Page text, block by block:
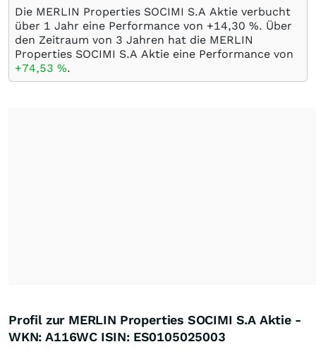
Die MERLIN Properties SOCIMI S.A Aktie verbucht
über 1 Jahr eine Performance von +14,30 %. Über
den Zeitraum von 3 Jahren hat die MERLIN
Properties SOCIMI S.A Aktie eine Performance von
+74,53 %.
Profil zur MERLIN Properties SOCIMI S.A Aktie -
WKN: A116WC ISIN: ES0105025003